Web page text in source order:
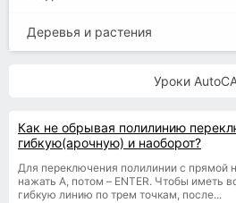
Деревья и растения
Уроки
Как не обрывая полилинию
гибкую(арочную) и наоборот?
Для переключения полилинии с прямой
нажать A, потом – ENTER. Чтобы иметь
гибкую линию по трем точкам, после...